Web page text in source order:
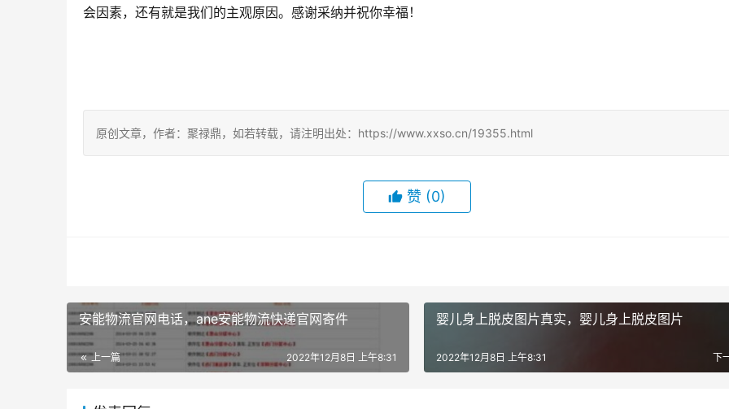
会因素，还有就是我们的主观原因。 感谢采纳并祝你幸福！
原创文章，作者：聚禄鼎，如若转载，请注明出处：https://www.xxso.cn/19355.html
赞 (0)
安能物流官网电话，ane安能物流快递官网寄件
上一篇 2022年12月8日 上午8:31
婴儿身上脱皮图片真实，婴儿身上脱皮图片
下
2022年12月8日 上午8:31